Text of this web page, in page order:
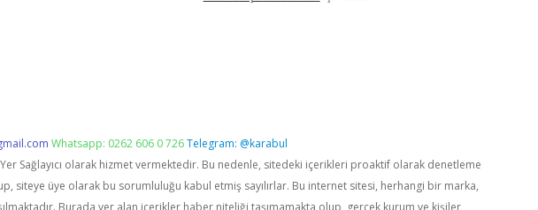
Whatsapp: 0262 606 0 726Telegram: @karabul
Sağlayıcı olarak hizmet vermektedir. Bu nedenle, sitedeki içerikleri proaktif olarak denetleme
siteye üye olarak bu sorumluluğu kabul etmiş sayılırlar. Bu internet sitesi, herhangi bir marka,
Burada yer alan içerikler haber niteliği taşımamakta olup, gerçek kurum ve kişiler